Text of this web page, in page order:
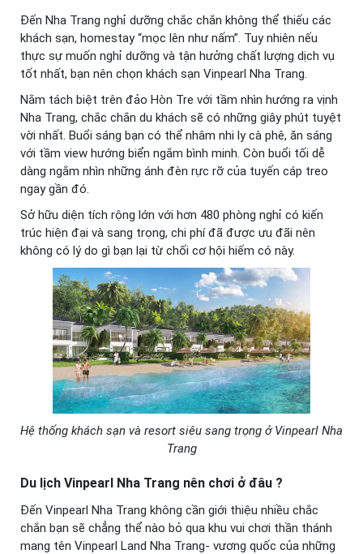
Đến Nha Trang nghỉ dưỡng chắc chắn không thể thiếu các
khách sạn, homestay “mọc lên như nấm”. Tuy nhiên nếu
thực sự muốn nghỉ dưỡng và tận hưởng chất lượng dịch vụ
tốt nhất, bạn nên chọn khách sạn Vinpearl Nha Trang.
Nằm tách biệt trên đảo Hòn Tre với tầm nhìn hướng ra vịnh
Nha Trang, chắc chắn du khách sẽ có những giây phút tuyệt
vời nhất. Buổi sáng bạn có thể nhâm nhi ly cà phê, ăn sáng
với tầm view hướng biển ngắm bình minh. Còn buổi tối dễ
dàng ngắm nhìn những ánh đèn rực rỡ của tuyến cáp treo
ngay gần đó.
Sở hữu diện tích rộng lớn với hơn 480 phòng nghỉ có kiến
trúc hiện đại và sang trọng, chi phí đã được ưu đãi nên
không có lý do gì bạn lại từ chối cơ hội hiếm có này.
Hệ thống khách sạn và resort siêu sang trọng ở Vinpearl Nha
Trang
Du lịch Vinpearl Nha Trang nên chơi ở đâu ?
Đến Vinpearl Nha Trang không cần giới thiệu nhiều chắc
chắn bạn sẽ chẳng thể nào bỏ qua khu vui chơi thần thánh
mang tên Vinpearl Land Nha Trang- vương quốc của những